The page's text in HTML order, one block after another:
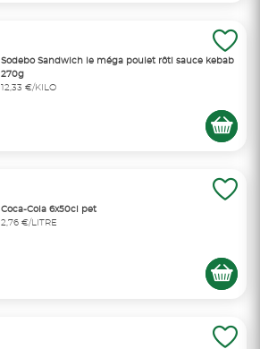
Sodebo Sandwich le méga poulet rôti sauce kebab
270g
12,33 €/KILO
Coca-Cola 6x50cl pet
2,76 €/LITRE